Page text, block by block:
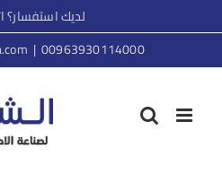
to
content
لديك استفسار؟
00963930114000
|